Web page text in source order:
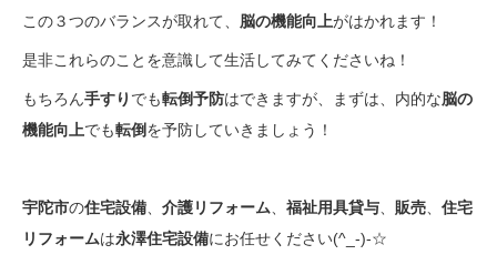
この３つのバランスが取れて、 脳の機能向上がはかれます！
是非これらのことを意識して生活してみてくださいね！
もちろん手すり でも転倒予防はできますが、まずは、内的な脳の
機能向上でも転倒を予防していきましょう！
宇陀市の住宅設備 介護リフォーム 福祉用具貸与 販売
住宅
リフォームは永澤住宅設備にお任せください(^_-)-☆